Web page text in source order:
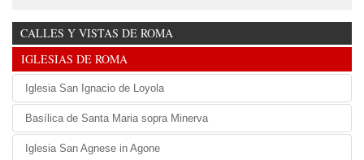
CALLES Y VISTAS DE ROMA
IGLESIAS DE ROMA
Iglesia San Ignacio de Loyola
Basílica de Santa Maria sopra Minerva
Iglesia San Agnese in Agone